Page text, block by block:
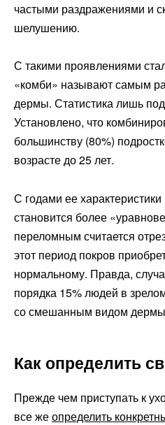
частыми раздражениями и
шелушению.
С такими проявлениями
«комби» называют самым
дермы. Статистика лишь
Установлено, что
большинству (80%)
возрасте до 25 лет.
С годами ее
становится более
переломным считается
этот период покров
нормальному. Правда,
порядка 15% людей в
со смешанным видом
Как определить
Прежде чем приступать к
все жеопределить